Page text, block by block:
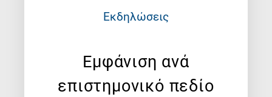
Εκδηλώσεις
Εμφάνιση ανά
επιστημονικό πεδίο